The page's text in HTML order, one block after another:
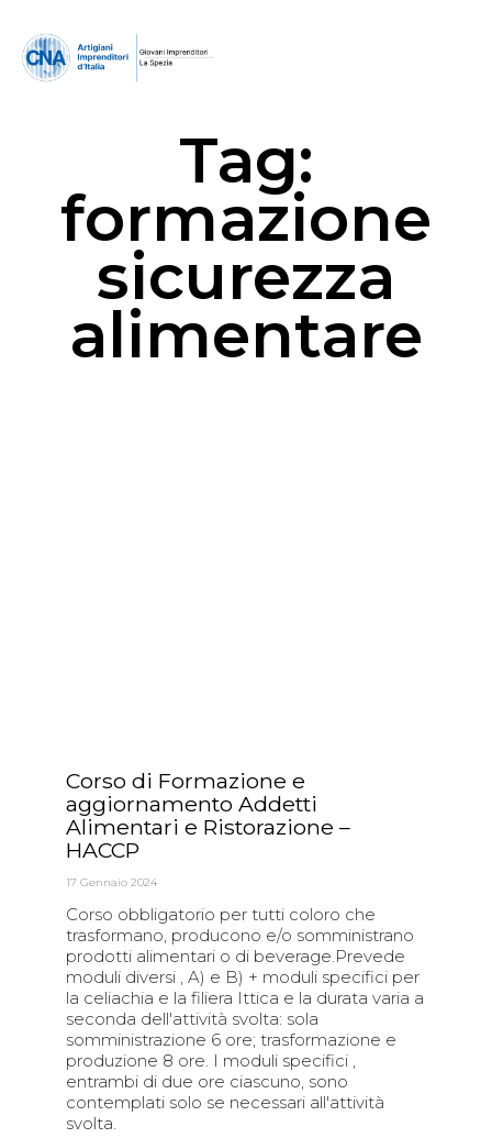
Tag:
formazione
sicurezza
alimentare
Corso di Formazione e
aggiornamento Addetti
Alimentari e Ristorazione –
HACCP
17 Gennaio 2024
Corso obbligatorio per tutti coloro che
trasformano, producono e/o somministrano
prodotti alimentari o di beverage.Prevede
moduli diversi , A) e B) + moduli specifici per
la celiachia e la filiera Ittica e la durata varia a
seconda dell'attività svolta: sola
somministrazione 6 ore; trasformazione e
produzione 8 ore. I moduli specifici ,
entrambi di due ore ciascuno, sono
contemplati solo se necessari all'attività
svolta.